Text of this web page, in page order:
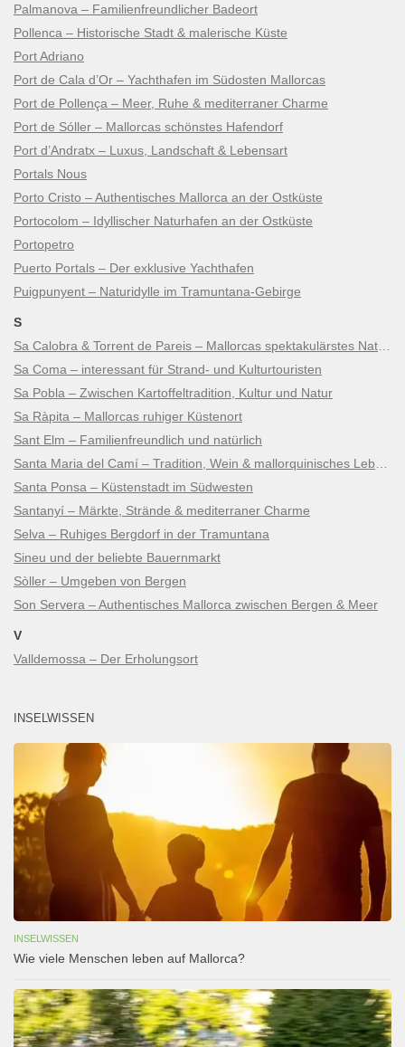
Palmanova – Familienfreundlicher Badeort
Pollenca – Historische Stadt & malerische Küste
Port Adriano
Port de Cala d’Or – Yachthafen im Südosten Mallorcas
Port de Pollença – Meer, Ruhe & mediterraner Charme
Port de Sóller – Mallorcas schönstes Hafendorf
Port d’Andratx – Luxus, Landschaft & Lebensart
Portals Nous
Porto Cristo – Authentisches Mallorca an der Ostküste
Portocolom – Idyllischer Naturhafen an der Ostküste
Portopetro
Puerto Portals – Der exklusive Yachthafen
Puigpunyent – Naturidylle im Tramuntana-Gebirge
S
Sa Coma – interessant für Strand- und Kulturtouristen
Sa Pobla – Zwischen Kartoffeltradition, Kultur und Natur
Sa Ràpita – Mallorcas ruhiger Küstenort
Sant Elm – Familienfreundlich und natürlich
Santa Ponsa – Küstenstadt im Südwesten
Santanyí – Märkte, Strände & mediterraner Charme
Selva – Ruhiges Bergdorf in der Tramuntana
Sineu und der beliebte Bauernmarkt
Sòller – Umgeben von Bergen
Son Servera – Authentisches Mallorca zwischen Bergen & Meer
V
Valldemossa – Der Erholungsort
INSELWISSEN
INSELWISSEN
Wie viele Menschen leben auf Mallorca?